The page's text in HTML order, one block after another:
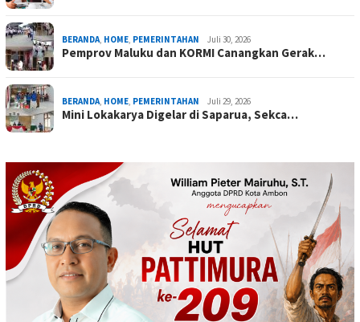
BERANDA, HOME, PEMERINTAHAN Juli 30, 2026
Pemprov Maluku dan KORMI Canangkan Gerak…
BERANDA, HOME, PEMERINTAHAN Juli 29, 2026
Mini Lokakarya Digelar di Saparua, Sekca…